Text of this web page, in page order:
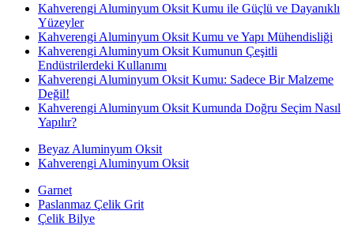
Kahverengi Aluminyum Oksit Kumu ile Güçlü ve Dayanıklı
Yüzeyler
Kahverengi Aluminyum Oksit Kumu ve Yapı Mühendisliği
Kahverengi Aluminyum Oksit Kumunun Çeşitli
Endüstrilerdeki Kullanımı
Kahverengi Aluminyum Oksit Kumu: Sadece Bir Malzeme
Değil!
Kahverengi Aluminyum Oksit Kumunda Doğru Seçim Nasıl
Yapılır?
Beyaz Aluminyum Oksit
Kahverengi Aluminyum Oksit
Garnet
Paslanmaz Çelik Grit
Çelik Bilye